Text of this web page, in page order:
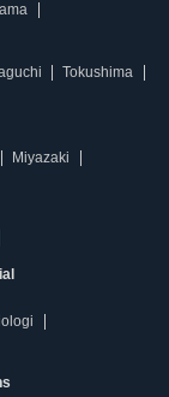
Tokushima
Miyazaki